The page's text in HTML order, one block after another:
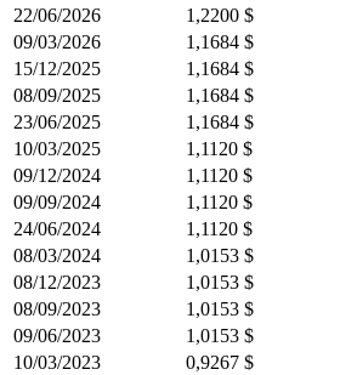
22/06/2026
1,2200 $
09/03/2026
1,1684 $
15/12/2025
1,1684 $
08/09/2025
1,1684 $
23/06/2025
1,1684 $
10/03/2025
1,1120 $
09/12/2024
1,1120 $
09/09/2024
1,1120 $
24/06/2024
1,1120 $
08/03/2024
1,0153 $
08/12/2023
1,0153 $
08/09/2023
1,0153 $
09/06/2023
1,0153 $
10/03/2023
0,9267 $